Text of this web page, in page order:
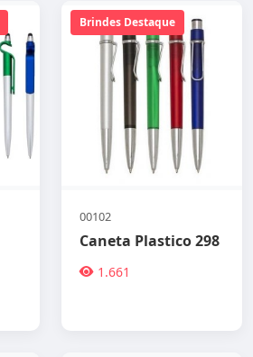
Brindes Destaque
00102
Caneta Plastico 298
1.661